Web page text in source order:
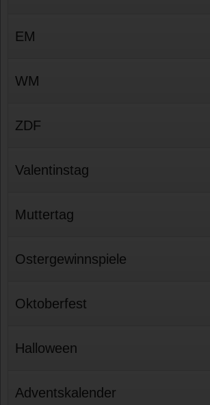
EM
WM
ZDF
Valentinstag
Muttertag
Ostergewinnspiele
Oktoberfest
Halloween
Adventskalender